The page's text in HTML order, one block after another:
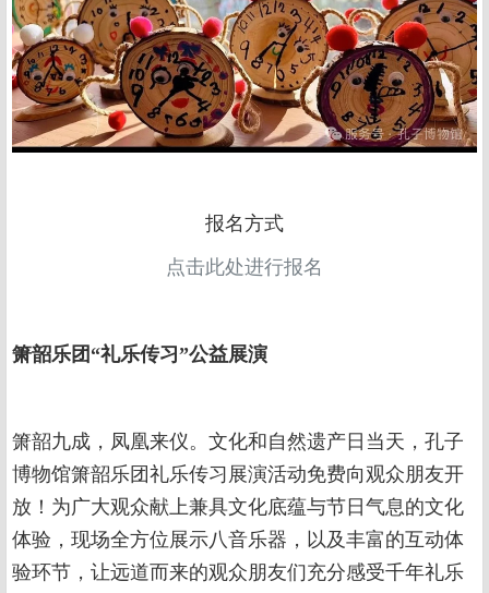
报名方式
点击此处进行报名
箫韶乐团“礼乐传习”公益展演
箫韶九成，凤凰来仪。文化和自然遗产日当天，孔子
博物馆箫韶乐团礼乐传习展演活动免费向观众朋友开
放！为广大观众献上兼具文化底蕴与节日气息的文化
体验，现场全方位展示八音乐器，以及丰富的互动体
验环节，让远道而来的观众朋友们充分感受千年礼乐